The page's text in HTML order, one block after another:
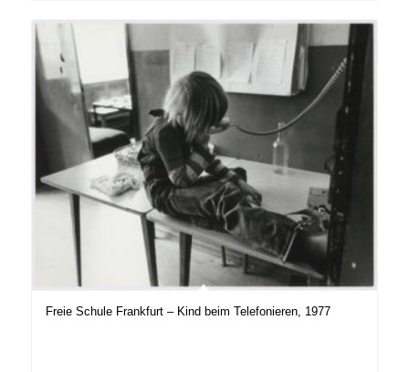
Freie Schule Frankfurt – Kind beim Telefonieren, 1977